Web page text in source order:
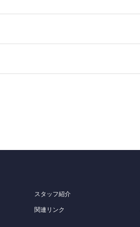
スタッフ紹介
関連リンク